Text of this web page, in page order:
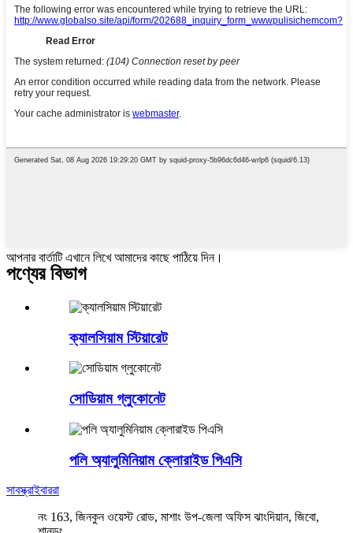
আপনার বার্তাটি এখানে লিখে আমাদের কাছে পাঠিয়ে দিন।
পণ্যের বিভাগ
ক্যালসিয়াম স্টিয়ারেট
সোডিয়াম গ্লুকোনেট
পলি অ্যালুমিনিয়াম ক্লোরাইড পিএসি
সাবস্ক্রাইবাররা
নং 163, জিনকুন ওয়েস্ট রোড, মাশাং উপ-জেলা অফিস ঝাংদিয়ান, জিবো,